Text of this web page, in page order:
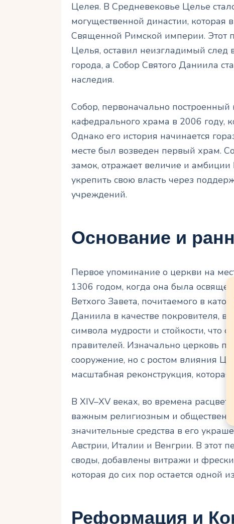
Целея. В Средневековье Целье
могущественной династии, которая
Священной Римской империи. Этот
Целья, оставил неизгладимый след
города, а Собор Святого Даниила
наследия.
Собор, первоначально построенный
кафедрального храма в 2006 году,
Однако его история начинается
месте был возведен первый храм.
замок, отражает величие и
укрепить свою власть через
учреждений.
Основание и
Первое упоминание о церкви на
1306 годом, когда она была
Ветхого Завета, почитаемого в
Даниила в качестве покровителя,
символа мудрости и стойкости, что
правителей. Изначально церковь
сооружение, но с ростом влияния
масштабная реконструкция,
В XIV–XV веках, во времена
важным религиозным и
значительные средства в его
Австрии, Италии и Венгрии. В этот
своды, добавлены витражи и
которая до сих пор остается одной
Реформация и